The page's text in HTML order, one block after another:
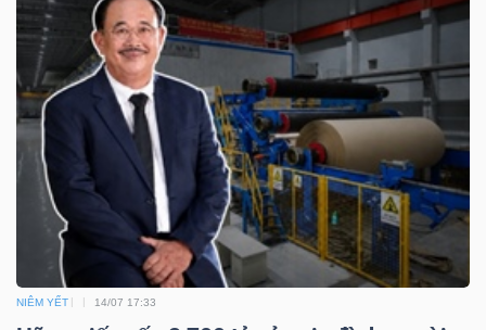
NIÊM YẾT 14/07 17:33
tài
chính